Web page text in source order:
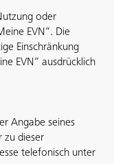
oder
EVN“. Die
Einschränkung
EVN“ ausdrücklich
Angabe seines
zu dieser
telefonisch unter